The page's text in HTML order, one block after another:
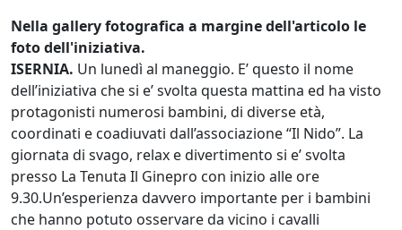
Nella gallery fotografica a margine dell'articolo le
foto dell'iniziativa.
ISERNIA. Un lunedì al maneggio. E’ questo il nome
dell’iniziativa che si e’ svolta questa mattina ed ha visto
protagonisti numerosi bambini, di diverse età,
coordinati e coadiuvati dall’associazione “Il Nido”. La
giornata di svago, relax e divertimento si e’ svolta
presso La Tenuta Il Ginepro con inizio alle ore
9.30.Un’esperienza davvero importante per i bambini
che hanno potuto osservare da vicino i cavalli